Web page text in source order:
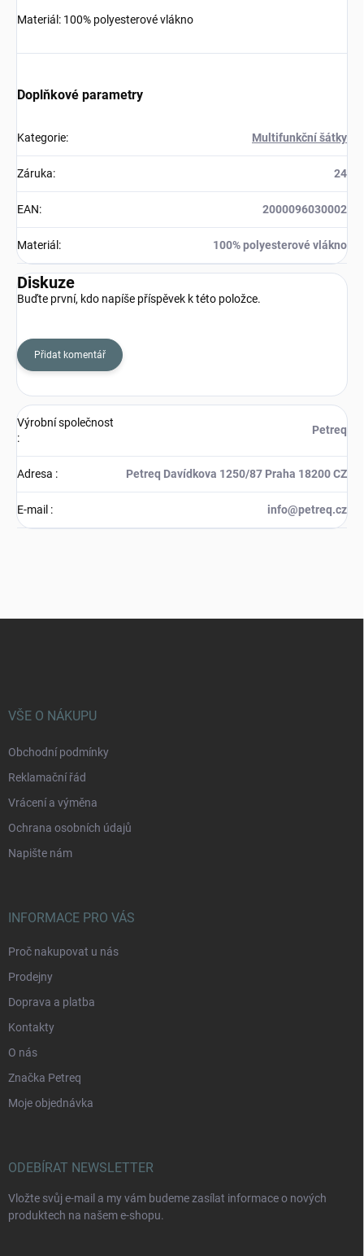
Materiál: 100% polyesterové vlákno
Doplňkové parametry
Kategorie: Multifunkční šátky
Záruka: 24
EAN: 2000096030002
Materiál : 100% polyesterové vlákno
Diskuze
Buďte první, kdo napíše příspěvek k této položce.
Přidat komentář
Výrobní společnost
:
Petreq
Adresa : Petreq Davídkova 1250/87 Praha 18200 CZ
E-mail : info@petreq.cz
VŠE O NÁKUPU
Obchodní podmínky
Reklamační řád
Vrácení a výměna
Ochrana osobních údajů
Napište nám
INFORMACE PRO VÁS
Proč nakupovat u nás
Prodejny
Doprava a platba
Kontakty
O nás
Značka Petreq
Moje objednávka
ODEBÍRAT NEWSLETTER
Vložte svůj e-mail a my vám budeme zasílat informace o nových
produktech na našem e-shopu.